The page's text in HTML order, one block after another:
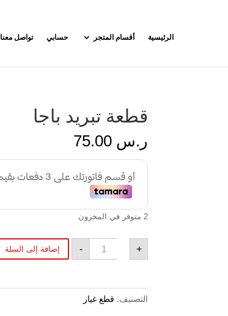
الرئيسية أقسام المتجر حسابي تواصل معنا
قطعة تبريد باجا
ر.س
2 متوفر في المخزون
-
كمية
قطعة
تبريد
+ إضافة إلى السلة
التصنيف: قطع غيار